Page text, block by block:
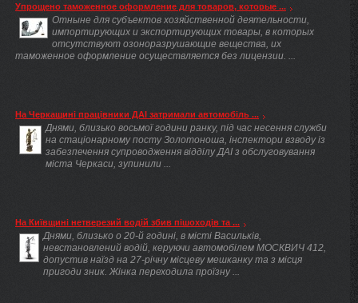
Упрощено таможенное оформление для товаров, которые ...
Отныне для субъектов хозяйственной деятельности,
импортирующих и экспортирующих товары, в которых
отсутствуют озоноразрушающие вещества, их
таможенное оформление осуществляется без лицензии. ...
На Черкащині працівники ДАІ затримали автомобіль ...
Днями, близько восьмої години ранку, під час несення служби
на стаціонарному посту Золотоноша, інспектори взводу із
забезпечення супроводження відділу ДАІ з обслуговування
міста Черкаси, зупинили ...
На Київщині нетверезий водій збив пішоходів та ...
Днями, близько о 20-й годині, в місті Васильків,
невстановлений водій, керуючи автомобілем МОСКВИЧ 412,
допустив наїзд на 27-річну місцеву мешканку та з місця
пригоди зник. Жінка переходила проїзну ...